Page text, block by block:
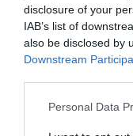
disclosure of your
IAB’s list of
also be disclosed by
Downstream
Personal Data
handbal
Cristina
oficial